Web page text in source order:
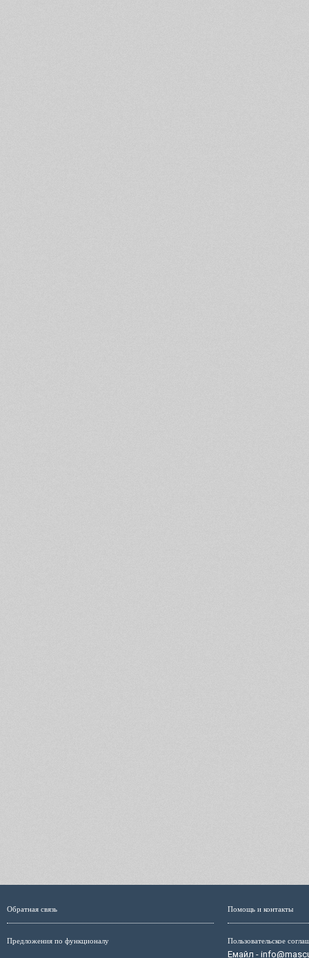
Обратная связь
Предложения по функционалу
Помощь и контакты
Пользовательское
Емайл -